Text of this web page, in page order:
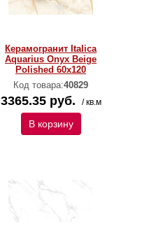
Керамогранит Italica
Aquarius Onyx Beige
Polished 60х120
Код товара:40829
3365.35 руб. / кв.м
В корзину